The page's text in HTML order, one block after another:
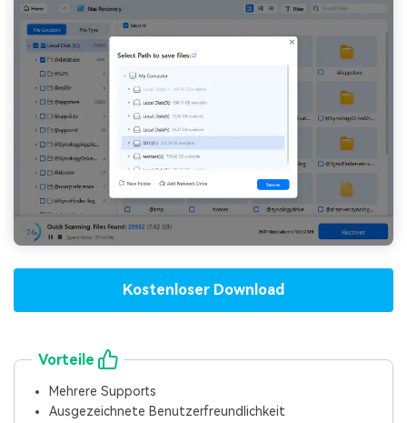
Kostenloser Download
Vorteile
Mehrere Supports
Ausgezeichnete Benutzerfreundlichkeit